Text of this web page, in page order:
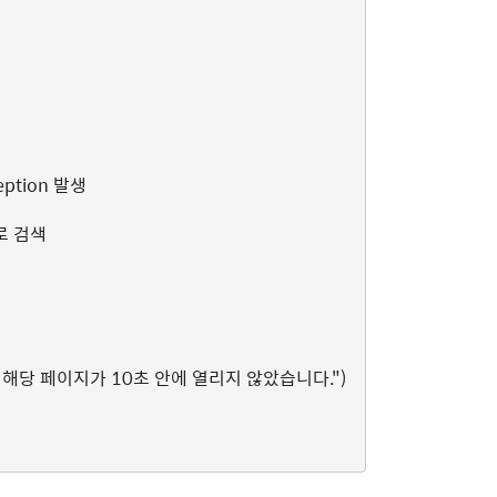
발생
검색
당 페이지가 10초 안에 열리지 않았습니다.")